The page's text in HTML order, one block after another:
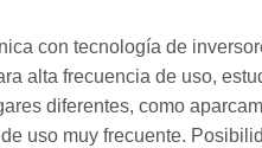
con tecnología de
alta frecuencia de uso,
diferentes, como
uso muy frecuente.